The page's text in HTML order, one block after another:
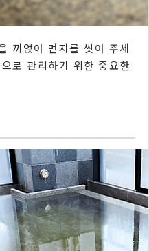
끼얹어 먼지를 씻어 주세
로 관리하기 위한 중요한